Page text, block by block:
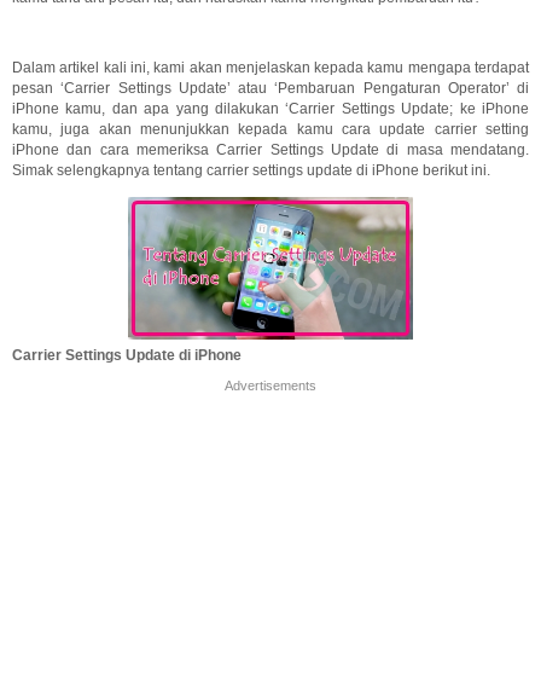
Dalam artikel kali ini, kami akan menjelaskan kepada kamu mengapa terdapat
pesan ‘Carrier Settings Update’ atau ‘Pembaruan Pengaturan Operator’ di
iPhone kamu, dan apa yang dilakukan ‘Carrier Settings Update; ke iPhone
kamu, juga akan menunjukkan kepada kamu cara update carrier setting
iPhone dan cara memeriksa Carrier Settings Update di masa mendatang.
Simak selengkapnya tentang carrier settings update di iPhone berikut ini.
Carrier Settings Update di iPhone
Advertisements